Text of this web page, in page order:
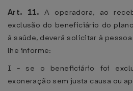
Art. 11. A operadora, ao
exclusão do beneficiário do
à saúde, deverá solicitar à
lhe informe:
I - se o beneficiário foi
exoneração sem justa causa ou